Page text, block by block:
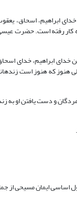
ابراهیم، اسحاق،
خدای ابراهیم، خدای
ولی هنوز که هنوز است
به عنوان یک حادثه خارق‏العاده، در سراسر عهد جدید ثبت شده است. از دیدگاه مسیحیان، برخاستن حضرت عیسی7
اساسی ایمان مسیحی از